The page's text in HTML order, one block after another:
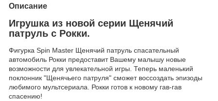
Описание
Игрушка из новой серии Щенячий
патруль с Рокки.
Фигурка Spin Master Щенячий патруль спасательный
автомобиль Рокки предоставит Вашему малышу новые
возможности для увлекательной игры. Теперь маленький
поклонник "Щенячьего патруля" сможет воссоздать эпизоды
любимого мультсериала. Рокки готов к новому гав-гав
спасению!